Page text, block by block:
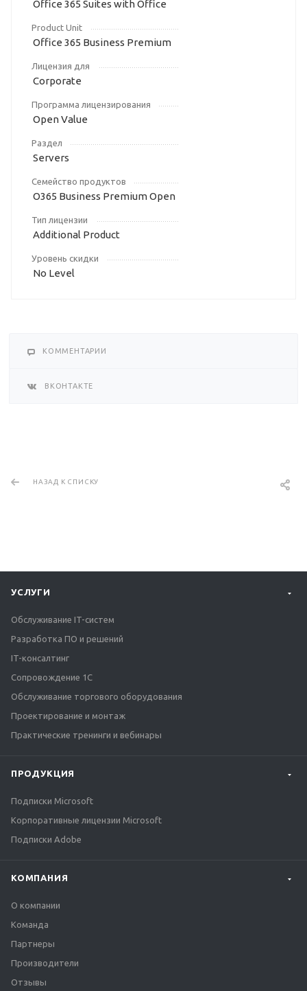
Office 365 Suites with Office
Product Unit
Office 365 Business Premium
Лицензия для
Corporate
Программа лицензирования
Open Value
Раздел
Servers
Семейство продуктов
O365 Business Premium Open
Тип лицензии
Additional Product
Уровень скидки
No Level
КОММЕНТАРИИ
ВКОНТАКТЕ
НАЗАД К СПИСКУ
УСЛУГИ
Обслуживание IT-систем
Разработка ПО и решений
IT-консалтинг
Сопровождение 1С
Обслуживание торгового оборудования
Проектирование и монтаж
Практические тренинги и вебинары
ПРОДУКЦИЯ
Подписки Microsoft
Корпоративные лицензии Microsoft
Подписки Adobe
КОМПАНИЯ
О компании
Команда
Партнеры
Производители
Отзывы